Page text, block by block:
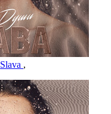
Slava ,